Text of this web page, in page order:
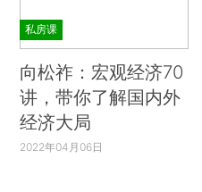
私房课
向松祚：宏观经济70
讲，带你了解国内外
经济大局
2022年04月06日